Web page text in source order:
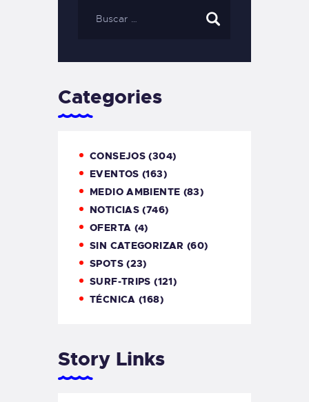
Categories
CONSEJOS (304)
EVENTOS (163)
MEDIO AMBIENTE (83)
NOTICIAS (746)
OFERTA (4)
SIN CATEGORIZAR (60)
SPOTS(23)
SURF-TRIPS (121)
TÉCNICA (168)
Story Links